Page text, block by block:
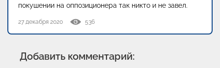
покушении на оппозиционера так никто и не завел.
27 декабря 2020 536
Добавить комментарий: